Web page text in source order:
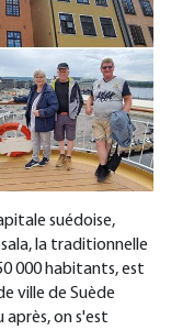
suédoise,
la traditionnelle
000 habitants, est
ville de Suède
on s'est